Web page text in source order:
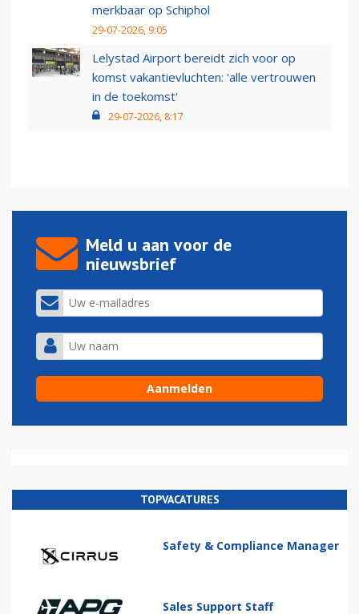
merkbaar op Schiphol
29-07-2026, 9:05
Lelystad Airport bereidt zich voor op
komst vakantievluchten: 'alle vertrouwen
in de toekomst'
29-07-2026, 8:17
Meld u aan voor de
nieuwsbrief
TOPVACATURES
Safety & Compliance Manager
Sales Support Staff